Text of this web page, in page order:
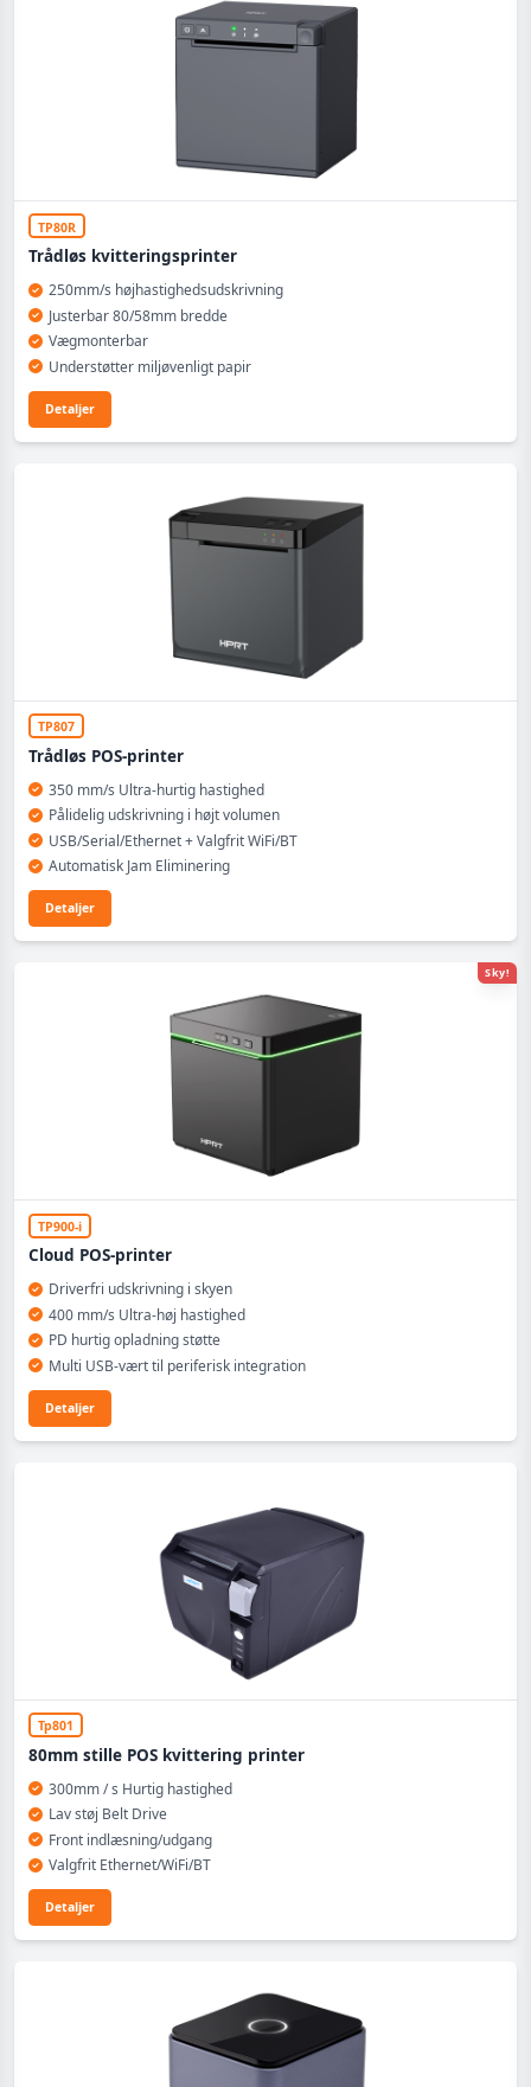
TP80R
Trådløs kvitteringsprinter
250mm/s højhastighedsudskrivning
Justerbar 80/58mm bredde
Vægmonterbar
Understøtter miljøvenligt papir
Detaljer
TP807
Trådløs POS-printer
350 mm/s Ultra-hurtig hastighed
Pålidelig udskrivning i højt volumen
USB/Serial/Ethernet + Valgfrit WiFi/BT
Automatisk Jam Eliminering
Detaljer
Sky!
TP900-i
Cloud POS-printer
Driverfri udskrivning i skyen
400 mm/s Ultra-høj hastighed
PD hurtig opladning støtte
Multi USB-vært til periferisk integration
Detaljer
Tp801
80mm stille POS kvittering printer
300mm / s Hurtig hastighed
Lav støj Belt Drive
Front indlæsning/udgang
Valgfrit Ethernet/WiFi/BT
Detaljer